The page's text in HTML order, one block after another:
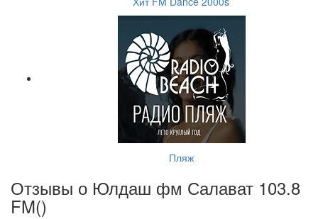
Пляж
Отзывы о Юлдаш фм Салават 103.8
FM()